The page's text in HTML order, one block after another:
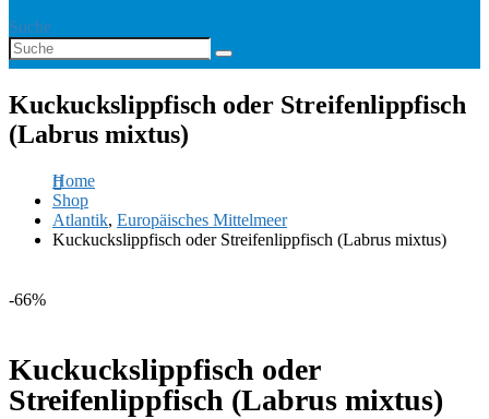
Suche
Kuckuckslippfisch oder Streifenlippfisch
(Labrus mixtus)
Home
Shop
Atlantik, Europäisches Mittelmeer
Kuckuckslippfisch oder Streifenlippfisch (Labrus mixtus)
-66%
Kuckuckslippfisch oder
Streifenlippfisch (Labrus mixtus)